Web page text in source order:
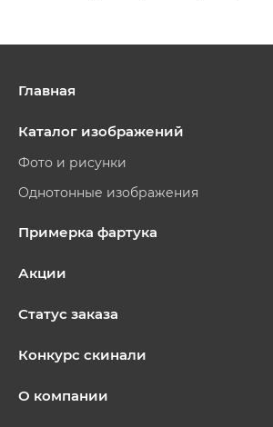
Главная
Каталог изображений
Фото и рисунки
Однотонные изображения
Примерка фартука
Акции
Статус заказа
Конкурс скинали
О компании